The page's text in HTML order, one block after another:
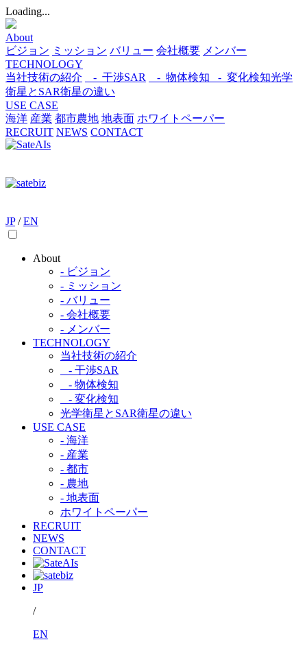
Loading...
About
ビジョン ミッション バリュー 会社概要 メンバー
TECHNOLOGY
当社技術の紹介
- 干渉SAR - 物体検知​ - 変化検知​光学
衛星とSAR衛星の違い
USE CASE
海洋 産業 都市​農地 地表面 ホワイトペーパー
RECRUIT NEWS CONTACT
JP / EN
About
- ビジョン
- ミッション
- バリュー
- 会社概要
- メンバー
TECHNOLOGY
当社技術の紹介​
- 干渉SAR​
- 物体検知​
- 変化検知​
光学衛星とSAR衛星の違い​
USE CASE
- 海洋
- 産業
- 都市​
- 農地
- 地表面
ホワイトペーパー
RECRUIT
NEWS
CONTACT
JP
/
EN